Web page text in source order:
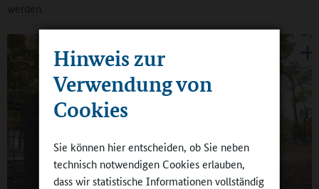
Hinweis zur
Verwendung von
Cookies
Sie können hier entscheiden, ob Sie neben
technisch notwendigen Cookies erlauben,
dass wir statistische Informationen vollständig
werden.